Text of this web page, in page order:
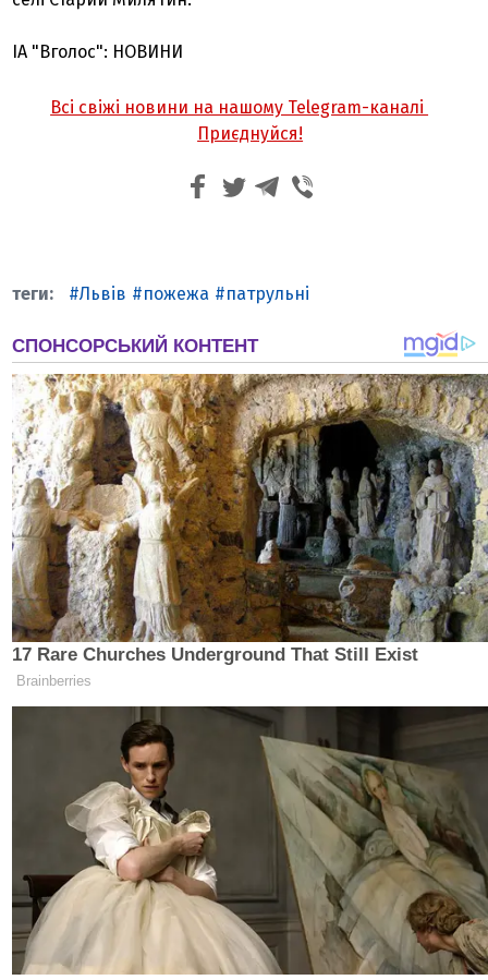
ІА "Вголос": НОВИНИ
Всі свіжі новини на нашому Telegram-каналі
Приєднуйся!
Львів пожежа патрульні